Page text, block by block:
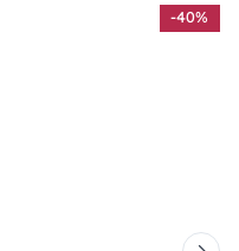
-40%